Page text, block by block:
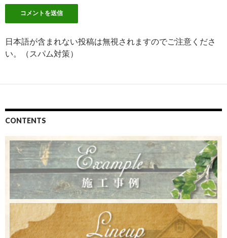
日本語が含まれない投稿は無視されますのでご注意くださ
い。（スパム対策）
CONTENTS